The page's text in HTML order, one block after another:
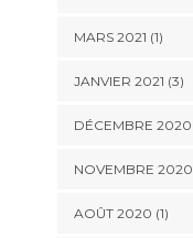
MARS 2021 (1)
JANVIER 2021 (3)
DÉCEMBRE 2020
NOVEMBRE 2020
AOÛT 2020 (1)